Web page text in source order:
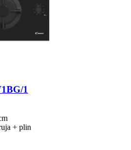
1
+ plin